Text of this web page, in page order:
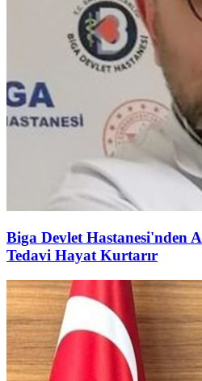
Biga Devlet Hastanesi'nden
Tedavi Hayat Kurtarır